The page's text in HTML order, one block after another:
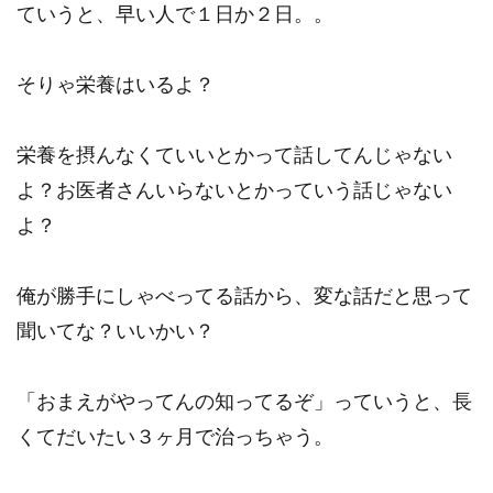
ていうと、早い人で１日か２日。。
そりゃ栄養はいるよ？
栄養を摂んなくていいとかって話してんじゃない
よ？お医者さんいらないとかっていう話じゃない
よ？
俺が勝手にしゃべってる話から、変な話だと思って
聞いてな？いいかい？
「おまえがやってんの知ってるぞ」っていうと、長
くてだいたい３ヶ月で治っちゃう。